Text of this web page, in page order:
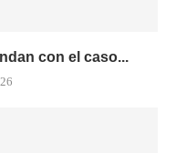
con el caso...